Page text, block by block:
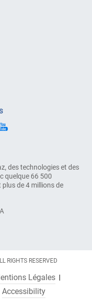
des technologies et des
quelque 66 500
de 4 millions de
RIGHTS RESERVED
Légales
Accessibility